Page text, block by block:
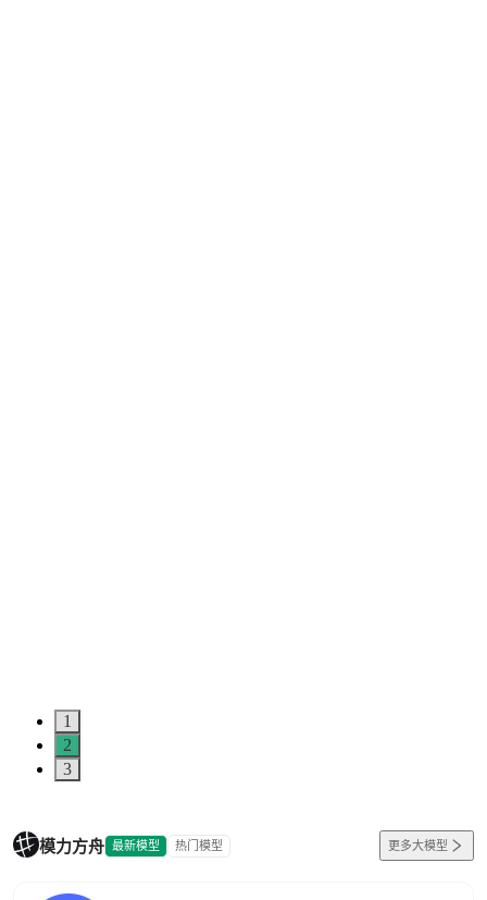
1
2
3
模力方舟 最新模型 热门模型 更多大模型